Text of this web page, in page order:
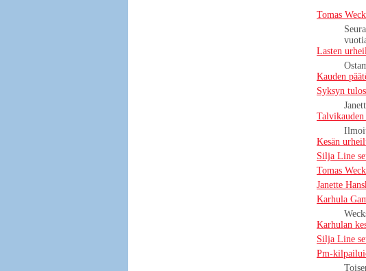
Tomas
Lasten
Kauden
Syksyn
Kesän
Silja Line
Tomas
Janette
Karhula
Karhulan
Silja Line
Pm-